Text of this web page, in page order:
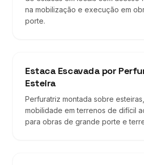
na mobilização e execução em
porte.
Estaca Escavada por
Esteira
Perfuratriz montada sobre
mobilidade em terrenos de difícil
para obras de grande porte e